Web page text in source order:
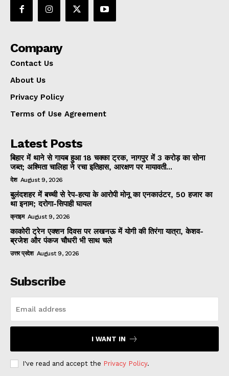
Company
Contact Us
About Us
Privacy Policy
Terms of Use Agreement
Latest Posts
बिहार में थाने से गायब हुआ 18 चक्का ट्रक, नागपुर में 3 करोड़ का सोना
जब्त; अश्मिता चालिहा ने रचा इतिहास, आरक्षण पर मायावती...
देश August 9, 2026
बुलंदशहर में बच्ची से रेप-हत्या के आरोपी मोनू का एनकाउंटर, 50 हजार का
था इनाम; दरोगा-सिपाही घायल
क्राइम August 9, 2026
काकोरी ट्रेन एक्शन दिवस पर लखनऊ में योगी की तिरंगा यात्रा, केशव-
ब्रजेश और पंकज चौधरी भी साथ चले
उत्तर प्रदेश August 9, 2026
Subscribe
I WANT IN
I've read and accept the Privacy Policy.